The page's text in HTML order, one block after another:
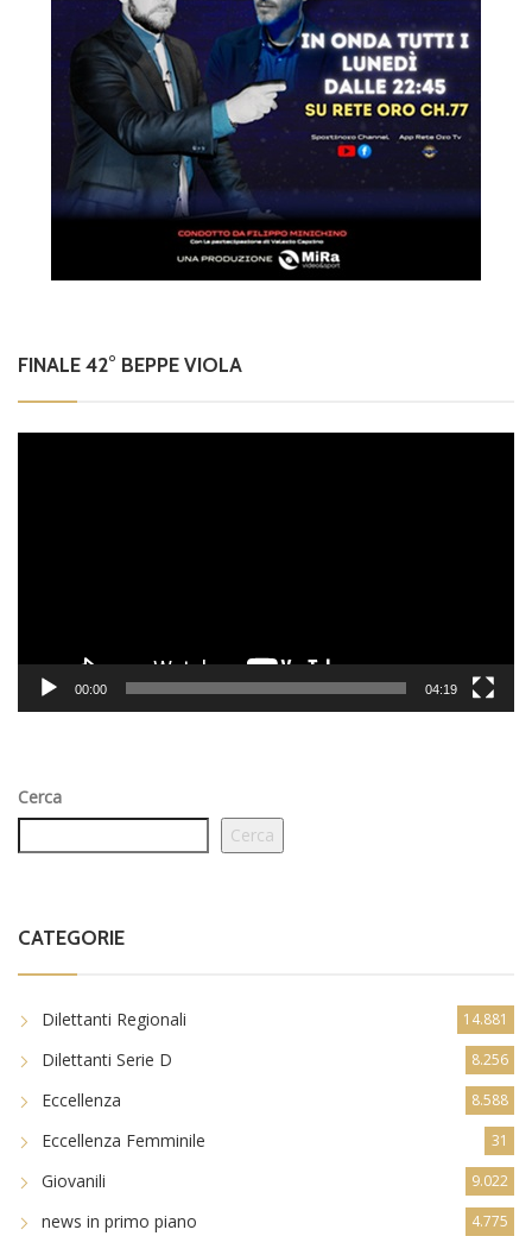
FINALE 42° BEPPE VIOLA
00:00 04:19
Cerca
Cerca
CATEGORIE
Dilettanti Regionali 14.881
Dilettanti Serie D 8.256
Eccellenza 8.588
Eccellenza Femminile 31
Giovanili 9.022
news in primo piano 4.775